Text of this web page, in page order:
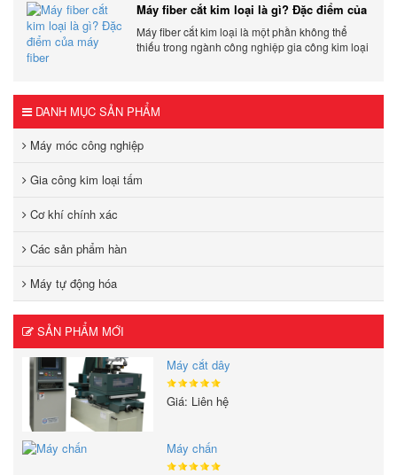
Máy fiber cắt kim loại là gì? Đặc điểm của
máy fiber
Máy fiber cắt kim loại là một phần không thể
thiếu trong ngành công nghiệp gia công kim loại
DANH MỤC SẢN PHẨM
Máy móc công nghiệp
Gia công kim loại tấm
Cơ khí chính xác
Các sản phẩm hàn
Máy tự động hóa
SẢN PHẨM MỚI
Máy cắt dây
Giá: Liên hệ
Máy chấn